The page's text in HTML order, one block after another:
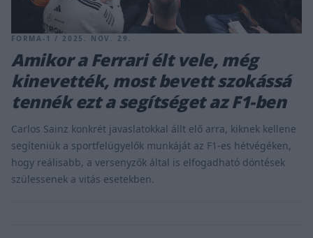
FORMA-1 / 2025. NOV. 29.
Amikor a Ferrari élt vele, még
kinevették, most bevett szokássá
tennék ezt a segítséget az F1-ben
Carlos Sainz konkrét javaslatokkal állt elő arra, kiknek kellene
segíteniük a sportfelügyelők munkáját az F1-es hétvégéken,
hogy reálisabb, a versenyzők által is elfogadható döntések
szülessenek a vitás esetekben.